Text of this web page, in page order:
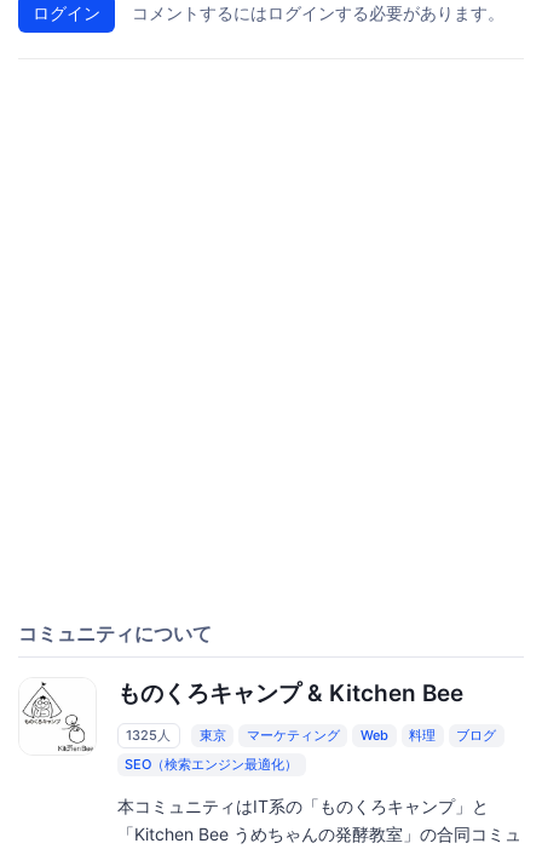
ログイン コメントするにはログインする必要があります。
コミュニティについて
ものくろキャンプ & Kitchen Bee
1325人 東京 マーケティング Web 料理
ブログ
SEO（検索エンジン最適化）
本コミュニティはIT系の「ものくろキャンプ」と
「Kitchen Bee うめちゃんの発酵教室」の合同コミュ